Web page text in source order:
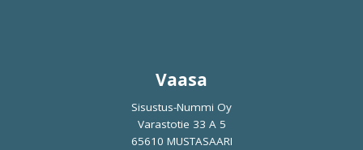
Vaasa
Sisustus-Nummi Oy
Varastotie 33 A 5
65610 MUSTASAARI